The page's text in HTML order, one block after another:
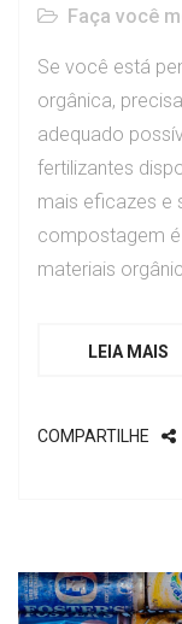
Faça você
Se você está
orgânica,
adequado
fertilizantes
mais eficazes e
compostagem
materiais
LEIA MAIS
COMPARTILHE